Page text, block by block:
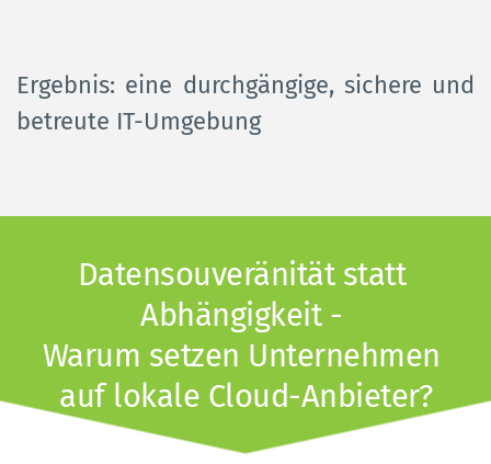
Ergebnis: eine durchgängige, sichere und
betreute IT-Umgebung
Datensouveränität statt
Abhängigkeit -
Warum setzen Unternehmen
auf lokale Cloud-Anbieter?